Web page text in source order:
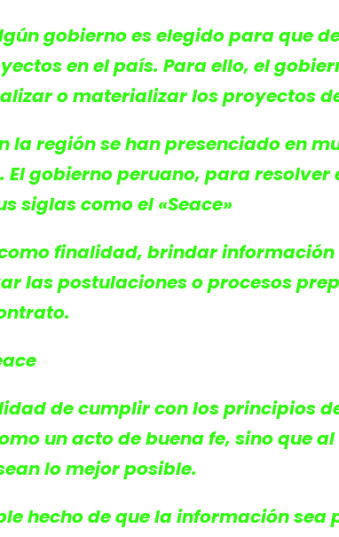
gobierno es elegido para que
en el país. Para ello, el
o materializar los proyectos
la región se han presenciado en
gobierno peruano, para
siglas como el «Seace»
finalidad, brindar
las postulaciones o procesos
de cumplir con los principios
un acto de buena fe, sino que
lo mejor posible.
hecho de que la información